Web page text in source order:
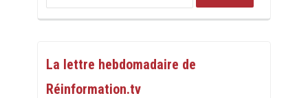
La lettre hebdomadaire de
Réinformation.tv